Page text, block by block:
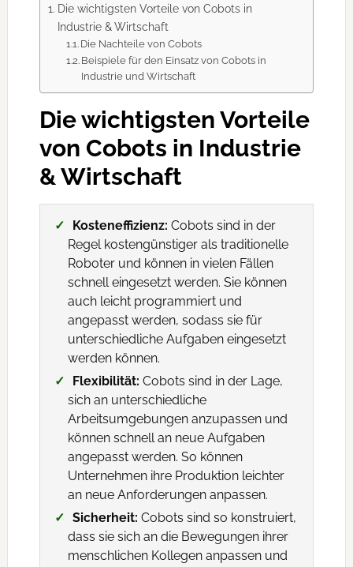
Die wichtigsten Vorteile von Cobots in
Industrie & Wirtschaft
Die Nachteile von Cobots
Beispiele für den Einsatz von Cobots in
Industrie und Wirtschaft
Die wichtigsten Vorteile
von Cobots in Industrie
& Wirtschaft
Kosteneffizienz: Cobots sind in der
Regel kostengünstiger als traditionelle
Roboter und können in vielen Fällen
schnell eingesetzt werden. Sie können
auch leicht programmiert und
angepasst werden, sodass sie für
unterschiedliche Aufgaben eingesetzt
werden können.
Flexibilität: Cobots sind in der Lage,
sich an unterschiedliche
Arbeitsumgebungen anzupassen und
können schnell an neue Aufgaben
angepasst werden. So können
Unternehmen ihre Produktion leichter
an neue Anforderungen anpassen.
Sicherheit: Cobots sind so konstruiert,
dass sie sich an die Bewegungen ihrer
menschlichen Kollegen anpassen und